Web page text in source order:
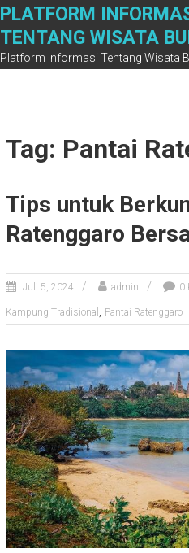
Skip
content
PLATFORM
TENTANG WISATA
Platform Informasi Tentang Wisata
Tag: Pantai
Tips untuk
Ratenggaro
Juli 5, 2024 admin 0
Kampung Tradisional , Pantai Ratenggaro